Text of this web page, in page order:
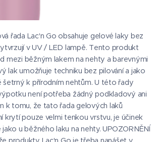
řada Lac'n Go obsahuje gelové laky bez
v UV / LED lampě. Tento produkt
mezi běžným lakem na nehty a barevnými
lak umožňuje techniku ​​bez pilování a jako
k přírodním nehtům. U této řady
není potřeba žádný podkladový ani
k tomu, že tato řada gelových laků
krytí pouze velmi tenkou vrstvu, je účinek
u běžného laku na nehty. UPOZORNĚNÍ